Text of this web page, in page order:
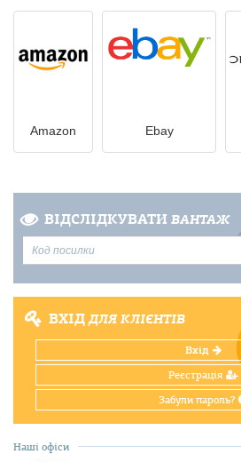
Amazon Ebay
ВІДСЛІДКУВАТИ ВАНТАЖ
ВХІДДЛЯ КЛІЄНТІВ
Вхід
Реєстрація
Забули пароль?
Наші офіси